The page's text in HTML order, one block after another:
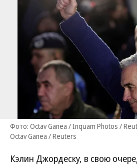
Фото: Octav Ganea / Inquam Photos /
Octav Ganea / Reuters
Кэлин Джордеску, в свою